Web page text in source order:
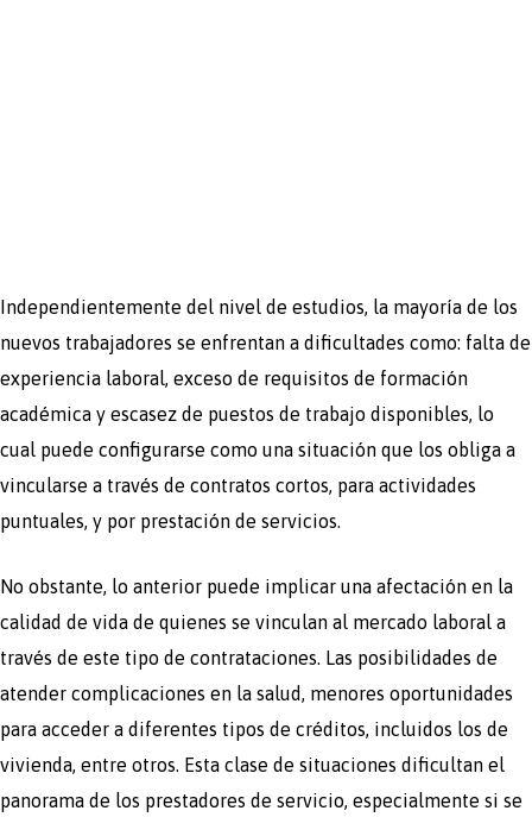
Independientemente del nivel de estudios, la mayoría de los
nuevos trabajadores se enfrentan a dificultades como: falta de
experiencia laboral, exceso de requisitos de formación
académica y escasez de puestos de trabajo disponibles, lo
cual puede configurarse como una situación que los obliga a
vincularse a través de contratos cortos, para actividades
puntuales, y por prestación de servicios.
No obstante, lo anterior puede implicar una afectación en la
calidad de vida de quienes se vinculan al mercado laboral a
través de este tipo de contrataciones. Las posibilidades de
atender complicaciones en la salud, menores oportunidades
para acceder a diferentes tipos de créditos, incluidos los de
vivienda, entre otros. Esta clase de situaciones dificultan el
panorama de los prestadores de servicio, especialmente si se